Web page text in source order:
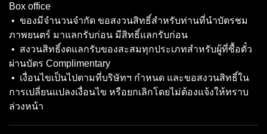
Box office
• ของมีจำนวนจำกัด ขอสงวนสิทธิ์สำหรับท่านที่นำบัตรชม
ภาพยนตร์ มาแลกรับก่อน มีสิทธิ์แลกรับก่อน
• สงวนสิทธิ์งดแลกรับของสะสมทุกประเภทสำหรับผู้ที่ซื้อตั๋ว
ผ่านบัตร Complimentary
• เงื่อนไขเป็นไปตามที่บริษัทฯ กำหนด และขอสงวนสิทธิ์ใน
การเปลี่ยนแปลงเงื่อนไข หรือยกเลิกโดยไม่ต้องแจ้งให้ทราบ
ล่วงหน้า